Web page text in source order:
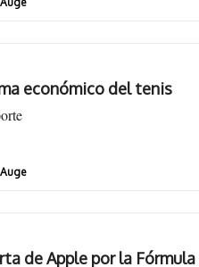
económico del tenis
de Apple por la Fórmula